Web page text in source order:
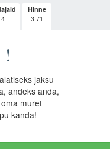
Hinne
3.71
!
jaksu
andeks anda,
muret
kanda!